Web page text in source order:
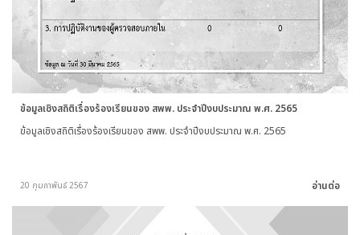
ข้อมูลเชิงสถิติเรื่องร้องเรียนของ สพพ. ประจำปีงบประมาณ พ.ศ. 2565
ข้อมูลเชิงสถิติเรื่องร้องเรียนของ สพพ. ประจำปีงบประมาณ พ.ศ. 2565
20 กุมภาพันธ์ 2567 อ่านต่อ